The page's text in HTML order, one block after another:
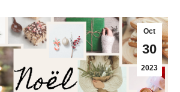
Oct
30
2023